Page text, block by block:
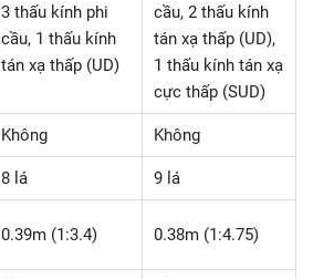
3 thấu kính phi
cầu, 1 thấu kính
tán xạ thấp (UD)
cầu, 2 thấu kính
tán xạ thấp (UD),
1 thấu kính tán xạ
cực thấp (SUD)
Không Không
8 lá 9 lá
0.39m (1:3.4) 0.38m (1:4.75)